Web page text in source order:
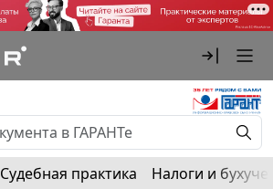
Судебная практика Налоги и